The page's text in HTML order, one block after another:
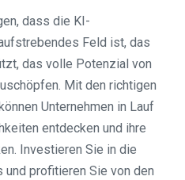
dass die KI-
Feld ist, das
das volle Potenzial von
Mit den richtigen
Unternehmen in Lauf
entdecken und ihre
Investieren Sie in die
und profitieren Sie von den